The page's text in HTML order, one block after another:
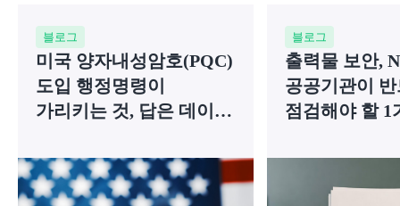
블로그
미국 양자내성암호(PQC)
도입 행정명령이
가리키는 것, 답은 데이터
블로그
출력물 보안,
공공기관이
점검해야 할 1